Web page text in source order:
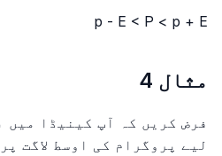
p - E < P < p + E
مثال 4
فرض کریں کہ آپ کینیڈا میں
لیے پروگرام کی اوسط لاگت